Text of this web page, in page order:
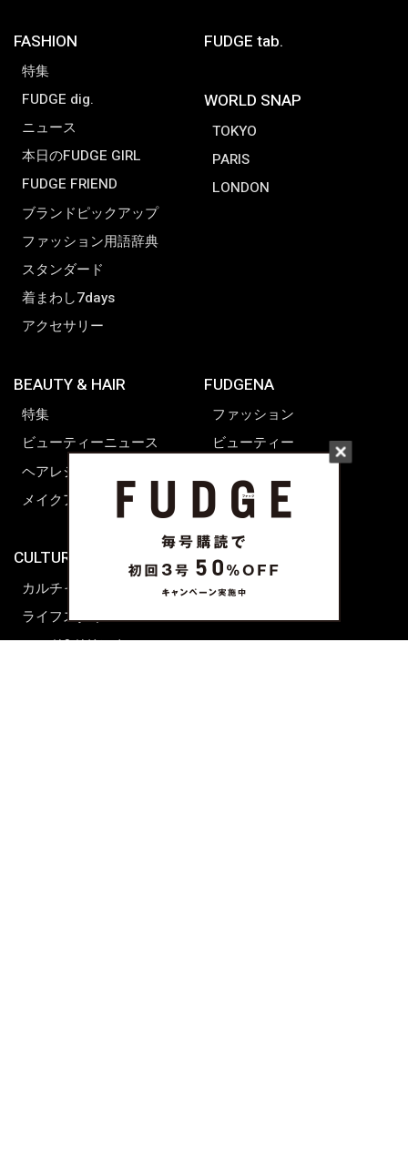
FASHION
特集
FUDGE dig.
ニュース
本日のFUDGE GIRL
FUDGE FRIEND
ブランドピックアップ
ファッション用語辞典
スタンダード
着まわし7days
アクセサリー
FUDGE tab.
WORLD SNAP
TOKYO
PARIS
LONDON
BEAUTY & HAIR
特集
ビューティーニュース
ヘアレシピ ストーリーズ
メイクアップティップス
CULTURE & LIFE
カルチャー
ライフスタイル
フード&ドリンク
FUDGENA
ファッション
ビューティー
ライフスタイル